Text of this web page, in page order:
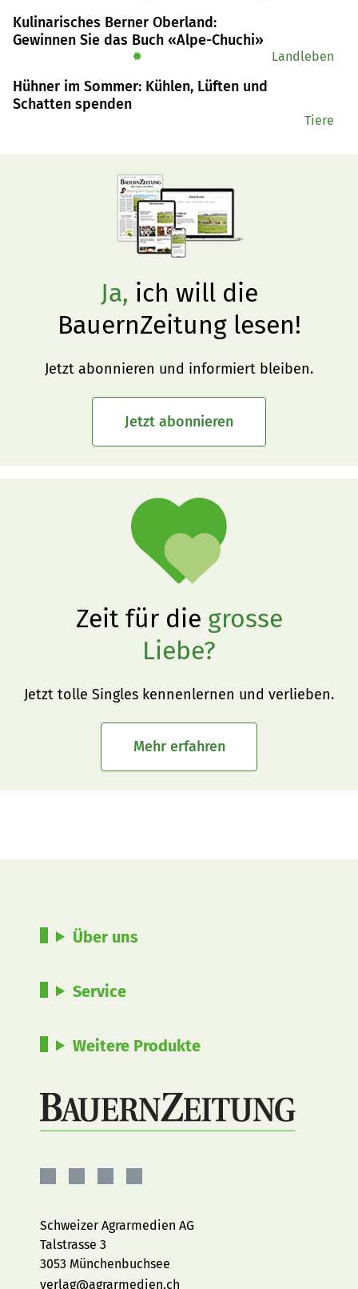
Praxis, wie sie Baumreihen, Hecken und Hochstammobst
erfolgreich in ihre Produktionssysteme integrieren.
Kulinarisches Berner Oberland:
Gewinnen Sie das Buch «Alpe-Chuchi»
✹ Landleben
Hühner im Sommer: Kühlen, Lüften und
Schatten spenden
Tiere
Ja, ich will die
BauernZeitung lesen!
Jetzt abonnieren und informiert bleiben.
Jetzt abonnieren
Zeit für die grosse
Liebe?
Jetzt tolle Singles kennenlernen und verlieben.
Mehr erfahren
Über uns
Service
Weitere Produkte
Facebook
InstagramYouTubeLinkedIn
Schweizer Agrarmedien AG
Talstrasse 3
3053 Münchenbuchsee
verlag@agrarmedien.ch